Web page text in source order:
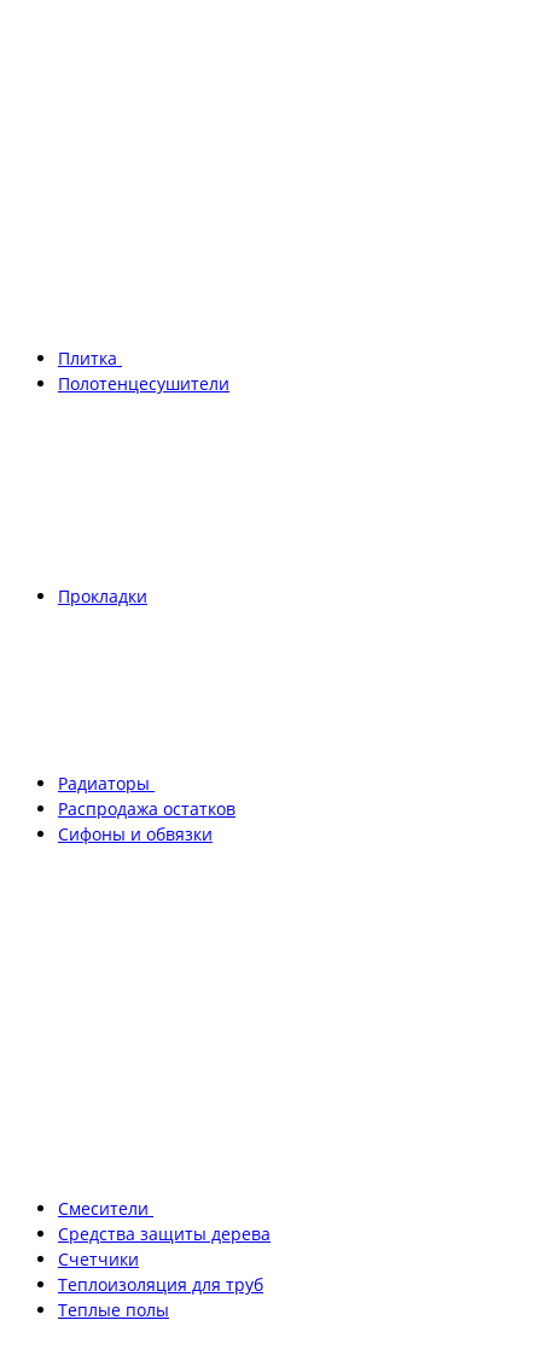
Плитка
Полотенцесушители
Прокладки
Радиаторы
Распродажа остатков
Сифоны и обвязки
Смесители
Средства защиты дерева
Счетчики
Теплоизоляция для труб
Теплые полы